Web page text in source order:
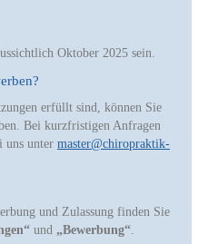
Oktober 2025 sein.
erfüllt sind, können Sie
Bei kurzfristigen Anfragen
uns unter master@chiropraktik-
und Zulassung finden Sie
und „Bewerbung“.